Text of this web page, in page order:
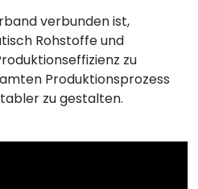
verbunden ist,
Rohstoffe und
zu
Produktionsprozess
zu gestalten.